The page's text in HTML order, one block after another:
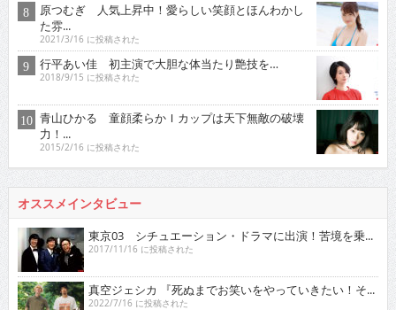
原つむぎ 人気上昇中！愛らしい笑顔とほんわかし
た雰...
2021/3/16 に投稿された
行平あい佳 初主演で大胆な体当たり艶技を…
2018/9/15 に投稿された
青山ひかる 童顔柔らかＩカップは天下無敵の破壊
力！...
2015/2/16 に投稿された
オススメインタビュー
東京03 シチュエーション・ドラマに出演！苦境を乗...
2017/11/16 に投稿された
真空ジェシカ 『死ぬまでお笑いをやっていきたい！そ...
2022/7/16 に投稿された